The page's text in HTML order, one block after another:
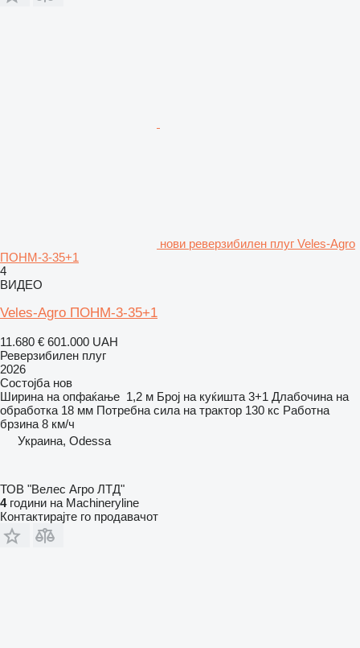
нови реверзибилен плуг Veles-Agro
ПОНМ-3-35+1
4
ВИДЕО
Veles-Agro ПОНМ-3-35+1
11.680 € 601.000 UAH
Реверзибилен плуг
2026
Состојба нов
Ширина на опфаќање 1,2 м Број на куќишта 3+1 Длабочина на
обработка 18 мм Потребна сила на трактор 130 кс Работна
брзина 8 км/ч
Украина, Odessa
ТОВ "Велес Агро ЛТД"
4години на Machineryline
Контактирајте го продавачот